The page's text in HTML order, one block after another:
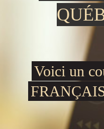
Voici un